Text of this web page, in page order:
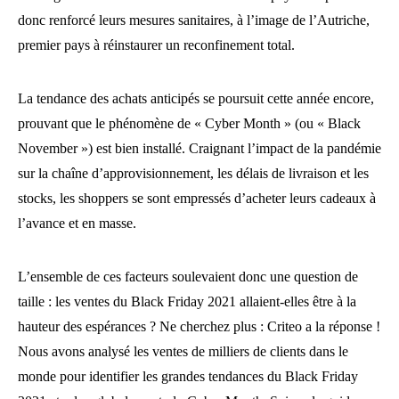
donc renforcé leurs mesures sanitaires, à l’image de l’Autriche,
premier pays à réinstaurer un reconfinement total.
La tendance des achats anticipés se poursuit cette année encore,
prouvant que le phénomène de « Cyber Month » (ou « Black
November ») est bien installé. Craignant l’impact de la pandémie
sur la chaîne d’approvisionnement, les délais de livraison et les
stocks, les shoppers se sont empressés d’acheter leurs cadeaux à
l’avance et en masse.
L’ensemble de ces facteurs soulevaient donc une question de
taille : les ventes du Black Friday 2021 allaient-elles être à la
hauteur des espérances ? Ne cherchez plus : Criteo a la réponse !
Nous avons analysé les ventes de milliers de clients dans le
monde pour identifier les grandes tendances du Black Friday